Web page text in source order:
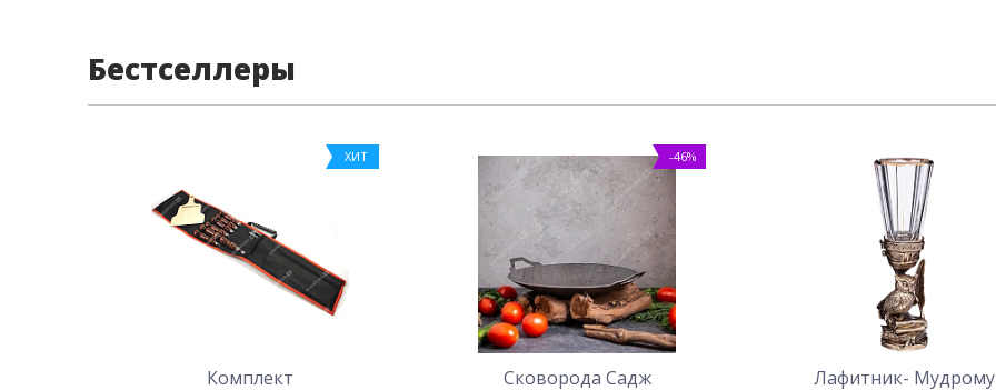
Бестселлеры
ХИТ
Комплект
-46%
Сковорода Садж
Лафитник- Мудрому